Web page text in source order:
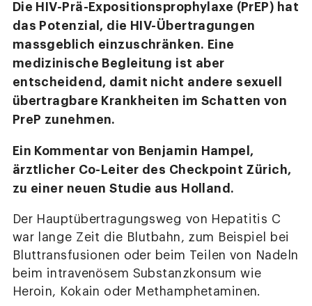
Die HIV-Prä-Expositionsprophylaxe (PrEP) hat
das Potenzial, die HIV-Übertragungen
massgeblich einzuschränken. Eine
medizinische Begleitung ist aber
entscheidend, damit nicht andere sexuell
übertragbare Krankheiten im Schatten von
PreP zunehmen.
Ein Kommentar von Benjamin Hampel,
ärztlicher Co-Leiter des Checkpoint Zürich,
zu einer neuen Studie aus Holland.
Der Hauptübertragungsweg von Hepatitis C
war lange Zeit die Blutbahn, zum Beispiel bei
Bluttransfusionen oder beim Teilen von Nadeln
beim intravenösem Substanzkonsum wie
Heroin, Kokain oder Methamphetaminen.